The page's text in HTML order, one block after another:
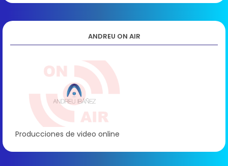
ANDREU ON AIR
Producciones de video online